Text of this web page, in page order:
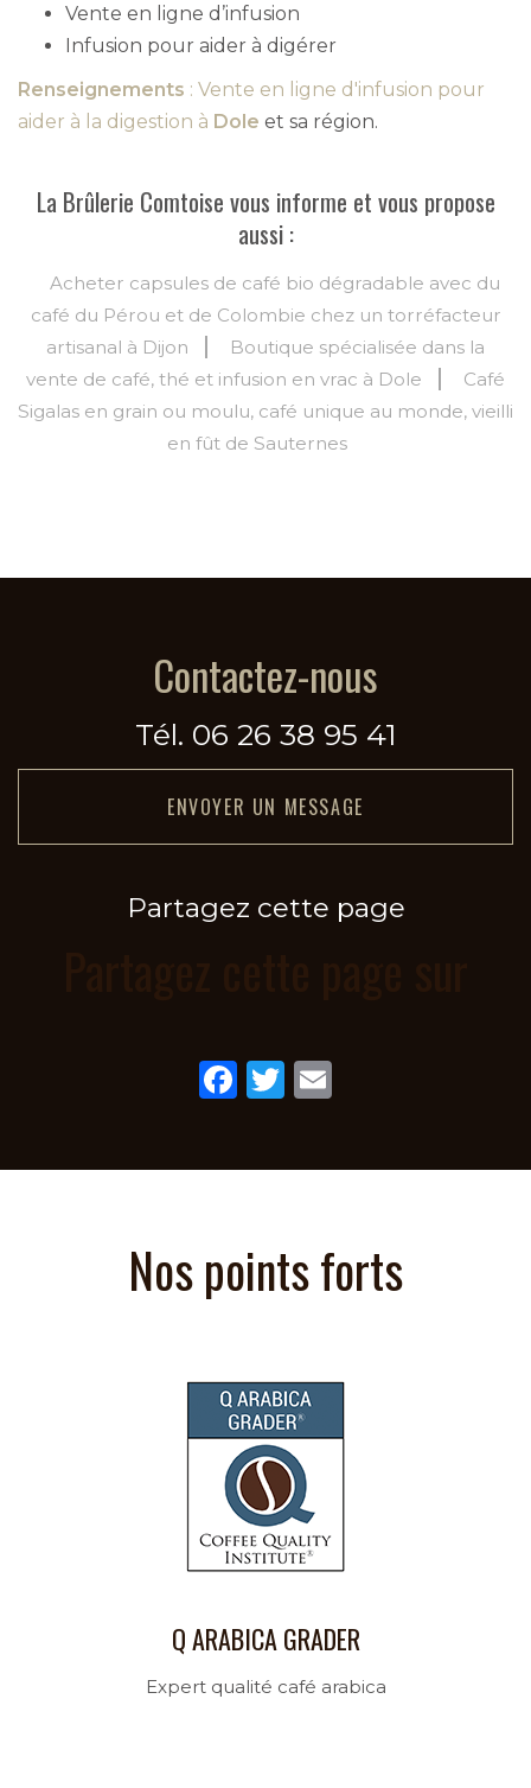
Vente en ligne d’infusion
Infusion pour aider à digérer
Renseignements : Vente en ligne d'infusion pour
aider à la digestion à Dole et sa région.
La Brûlerie Comtoise vous informe et vous propose
aussi :
Acheter capsules de café bio dégradable avec du
café du Pérou et de Colombie chez un torréfacteur
artisanal à Dijon
Boutique spécialisée dans la
vente de café, thé et infusion en vrac à Dole
Café
Sigalas en grain ou moulu, café unique au monde, vieilli
en fût de Sauternes
Contactez-nous
Tél. 06 26 38 95 41
ENVOYER UN MESSAGE
Partagez cette page
Facebook
Twitter
Nos points forts
Q ARABICA GRADER
Expert qualité café arabica